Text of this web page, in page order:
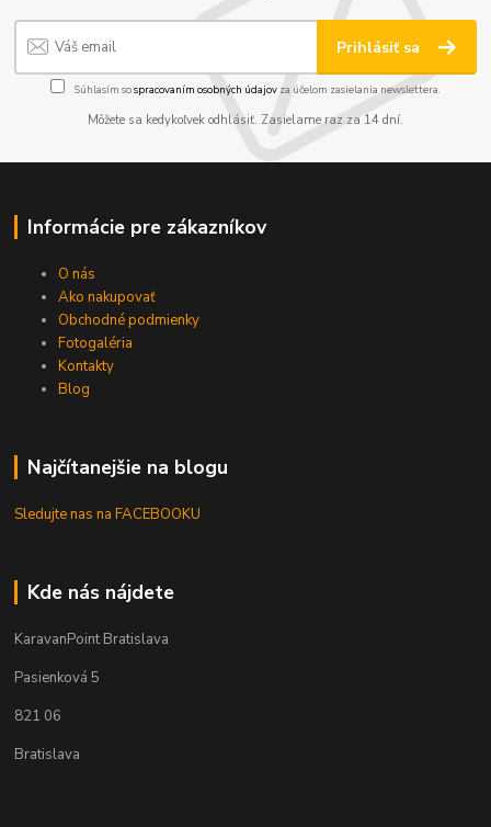
Prihlásiť sa
Súhlasím sospracovaním osobných údajov za účelom zasielania newslettera.
Môžete sa kedykoľvek odhlásiť. Zasielame raz za 14 dní.
Informácie pre zákazníkov
O nás
Ako nakupovať
Obchodné podmienky
Fotogaléria
Kontakty
Blog
Najčítanejšie na blogu
Sledujte nas na FACEBOOKU
Kde nás nájdete
KaravanPoint Bratislava
Pasienková 5
821 06
Bratislava